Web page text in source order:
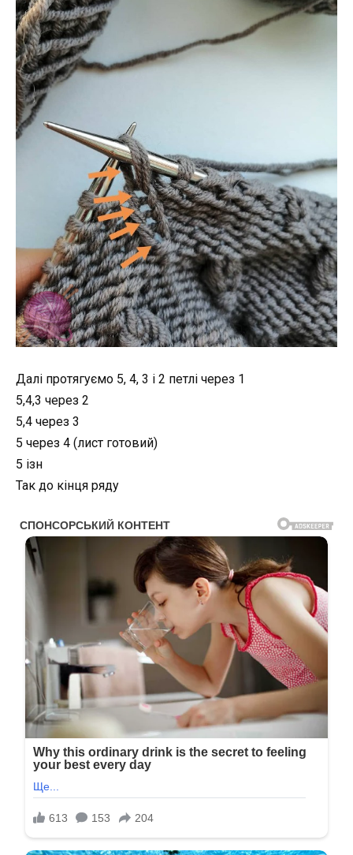
Далі протягуємо 5, 4, 3 і 2 петлі через 1
5,4,3 через 2
5,4 через 3
5 через 4 (лист готовий)
5 ізн
Так до кінця ряду